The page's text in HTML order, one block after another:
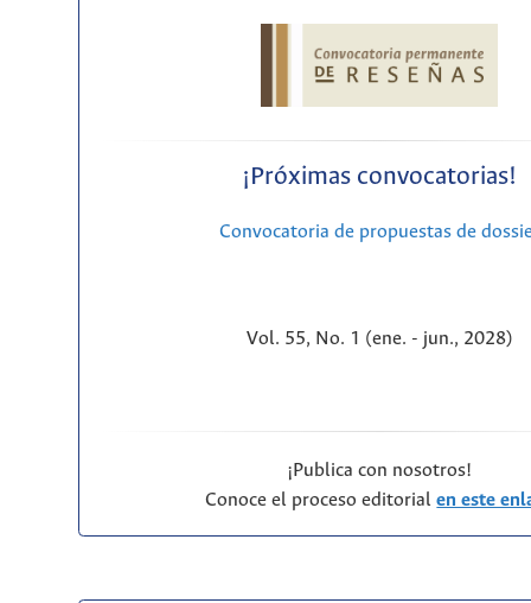
¡Próximas convocatorias!
Convocatoria de propuestas de
Vol. 55, No. 1 (ene. - jun., 2028)
¡Publica con nosotros!
Conoce el proceso editorialen este